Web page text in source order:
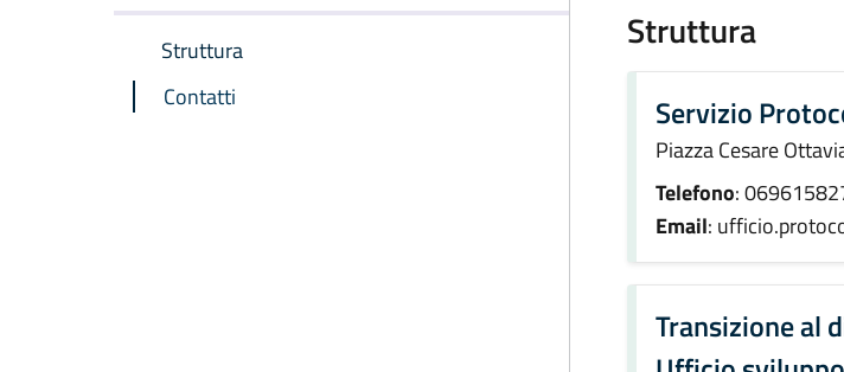
Struttura
Contatti
Struttura
Servizio
Piazza Cesare
Telefono:
Email:
Transizione al